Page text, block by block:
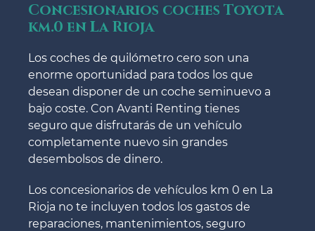
Concesionarios coches Toyota
km.0 en La Rioja
Los coches de quilómetro cero son una
enorme oportunidad para todos los que
desean disponer de un coche seminuevo a
bajo coste. Con Avanti Renting tienes
seguro que disfrutarás de un vehículo
completamente nuevo sin grandes
desembolsos de dinero.
Los concesionarios de vehículos km 0 en La
Rioja no te incluyen todos los gastos de
reparaciones, mantenimientos, seguro